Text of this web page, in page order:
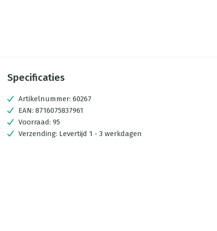
Specificaties
Artikelnummer: 60267
EAN: 8716075837961
Voorraad: 95
Verzending: Levertijd 1 - 3 werkdagen